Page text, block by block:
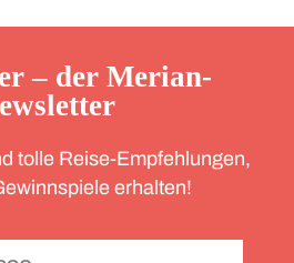
– der Merian-
tolle Reise-Empfehlungen,
erhalten!